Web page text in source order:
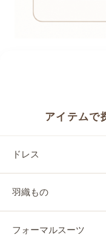
アイ
ドレス
羽織もの
フォーマルスーツ